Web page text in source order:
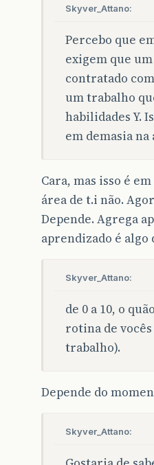
Skyver_Attano:
Percebo que
exigem que
contratado
um trabalho
habilidades Y.
em demasia na
Cara, mas isso é
área de t.i não.
Depende. Agrega
aprendizado é algo
Skyver_Attano:
de 0 a 10, o
rotina de
trabalho).
Depende do
Skyver_Attano: